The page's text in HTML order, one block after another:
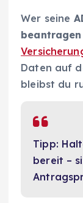
Wer seine
beantragen
Daten auf
bleibst du
Tipp:
bereit –